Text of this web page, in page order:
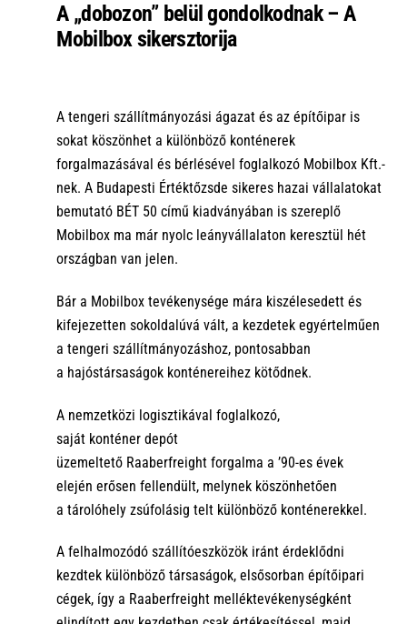
A „dobozon” belül gondolkodnak – A
Mobilbox sikersztorija
A tengeri szállítmányozási ágazat és az építőipar is
sokat köszönhet a különböző konténerek
forgalmazásával és bérlésével foglalkozó Mobilbox Kft.-
nek. A Budapesti Értéktőzsde sikeres hazai vállalatokat
bemutató BÉT 50 című kiadványában is szereplő
Mobilbox ma már nyolc leányvállalaton keresztül hét
országban van jelen.
Bár a Mobilbox tevékenysége mára kiszélesedett és
kifejezetten sokoldalúvá vált, a kezdetek egyértelműen
a tengeri szállítmányozáshoz, pontosabban
a hajóstársaságok konténereihez kötődnek.
A nemzetközi logisztikával foglalkozó,
saját konténerdepót
üzemeltető Raaberfreight forgalma a ’90-es évek
elején erősen fellendült, melynek köszönhetően
a tárolóhely zsúfolásig telt különböző konténerekkel.
Afelhalmozódó szállítóeszközök iránt érdeklődni
kezdtek különböző társaságok, elsősorban építőipari
cégek, így a Raaberfreight melléktevékenységként